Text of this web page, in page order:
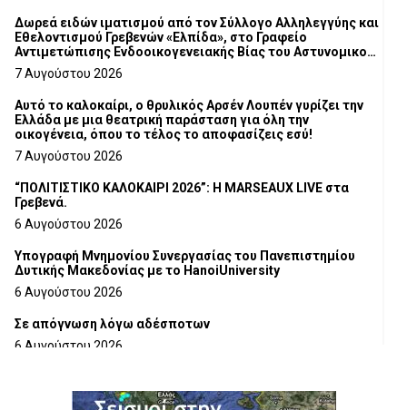
Δωρεά ειδών ιματισμού από τον Σύλλογο Αλληλεγγύης και
Εθελοντισμού Γρεβενών «Ελπίδα», στο Γραφείο
Αντιμετώπισης Ενδοοικογενειακής Βίας του Αστυνομικού
Τμήματος Γρεβενών
7 Αυγούστου 2026
Αυτό το καλοκαίρι, ο θρυλικός Αρσέν Λουπέν γυρίζει την
Ελλάδα με μια θεατρική παράσταση για όλη την
οικογένεια, όπου το τέλος το αποφασίζεις εσύ!
7 Αυγούστου 2026
“ΠΟΛΙΤΙΣΤΙΚΟ ΚΑΛΟΚΑΙΡΙ 2026”: Η MARSEAUX LIVE στα
Γρεβενά.
6 Αυγούστου 2026
Υπογραφή Μνημονίου Συνεργασίας του Πανεπιστημίου
Δυτικής Μακεδονίας με το HanoiUniversity
6 Αυγούστου 2026
Σε απόγνωση λόγω αδέσποτων
6 Αυγούστου 2026
6 Αυγούστου 2026